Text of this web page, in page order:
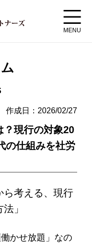
MENU
作成日：2026/02/27
？現行の対象20
の仕組みを社労
ら考える、現行
」
かせ放題」なの